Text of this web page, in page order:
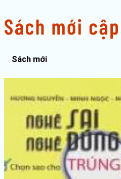
Sách mới